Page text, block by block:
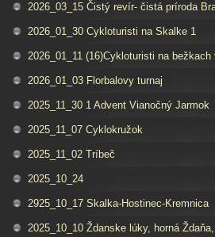
2026_03_15 Čistý revír- čistá príroda
2026_01_30 Cykloturisti na Skalke 1
2026_01_11 (16)Cykloturisti na
2026_01_03 Florbalovy turnaj
2025_11_30 1 Advent Vianočný Jarmok
2025_11_07 Cyklokružok
2025_11_02 Tríbeč
2025_10_24
2925_10_17 Skalka-Hostinec-Kremnica
2025_10_10 Ždanske lúky, horná